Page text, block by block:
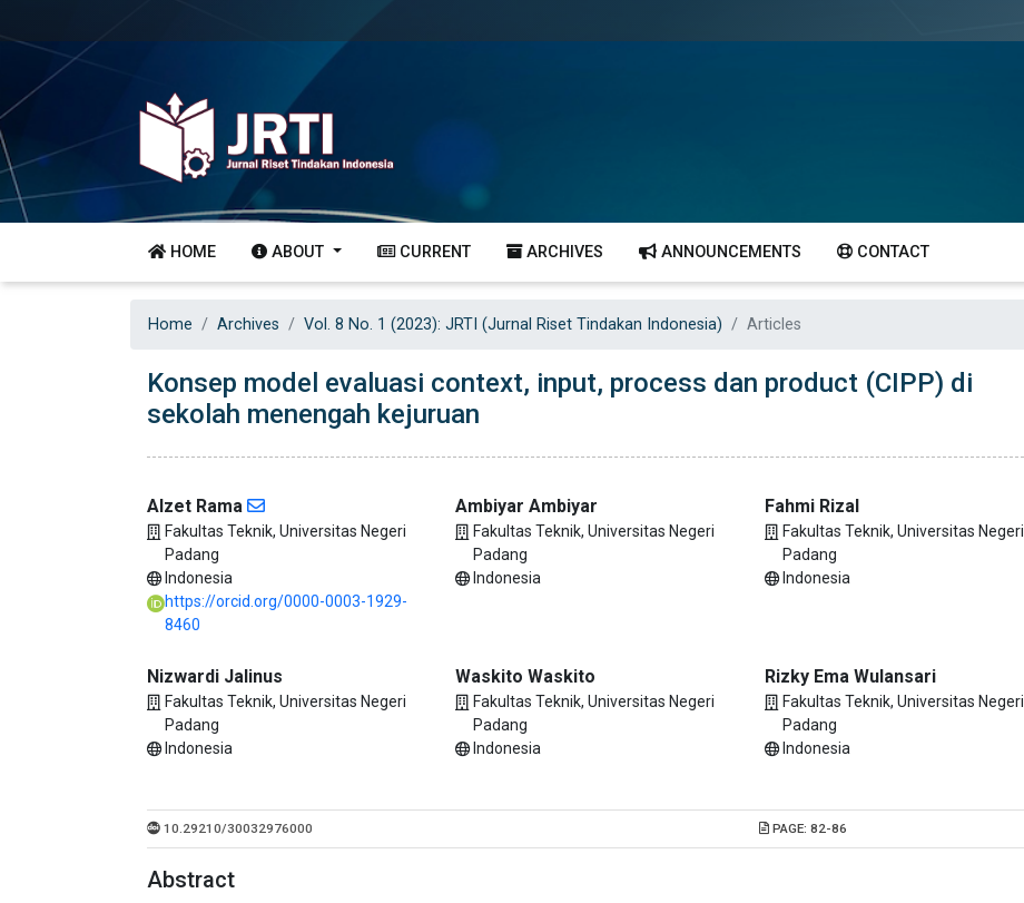
HOME ABOUT CURRENT ARCHIVES ANNOUNCEMENTS CONTACT
Home Archives Vol. 8 No. 1 (2023): JRTI (Jurnal Riset Tindakan Indonesia) Articles
Konsep model evaluasi context, input, process dan product (CIPP) di
sekolah menengah kejuruan
Alzet Rama
Fakultas Teknik, Universitas Negeri
Padang
Indonesia
https://orcid.org/0000-0003-1929-
8460
Ambiyar Ambiyar
Fakultas Teknik, Universitas Negeri
Padang
Indonesia
Fahmi Rizal
Fakultas Teknik, Universitas Negeri
Padang
Indonesia
Nizwardi Jalinus
Fakultas Teknik, Universitas Negeri
Padang
Indonesia
Waskito Waskito
Fakultas Teknik, Universitas Negeri
Padang
Indonesia
Rizky Ema Wulansari
Fakultas Teknik, Universitas Negeri
Padang
Indonesia
10.29210/30032976000 PAGE: 82-86
Abstract